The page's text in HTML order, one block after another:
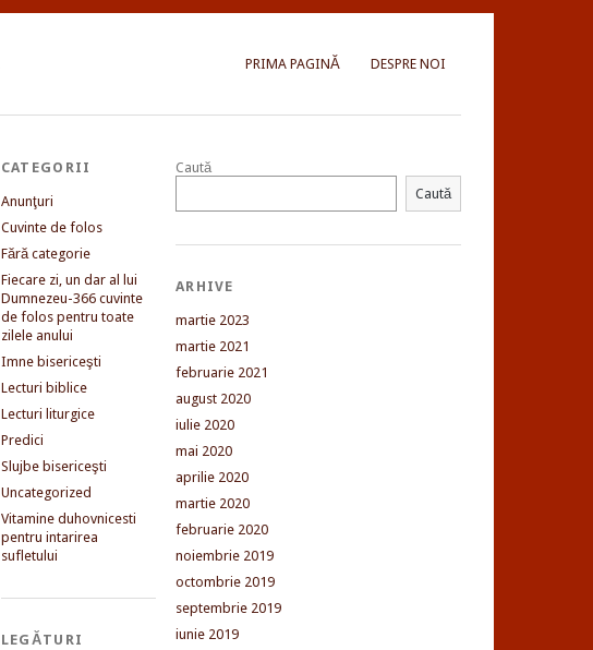
PRIMA PAGINĂ DESPRE NOI
CATEGORII
Anunţuri
Cuvinte de folos
Fără categorie
Fiecare zi, un dar al lui
Dumnezeu-366 cuvinte
de folos pentru toate
zilele anului
Imne bisericeşti
Lecturi biblice
Lecturi liturgice
Predici
Slujbe bisericeşti
Uncategorized
Vitamine duhovnicesti
pentru intarirea
sufletului
LEGĂTURI
Caută
Caută
ARHIVE
martie 2023
martie 2021
februarie 2021
august 2020
iulie 2020
mai 2020
aprilie 2020
martie 2020
februarie 2020
noiembrie 2019
octombrie 2019
septembrie 2019
iunie 2019